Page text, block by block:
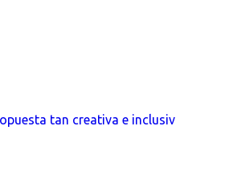
tan creativa e inclusiv